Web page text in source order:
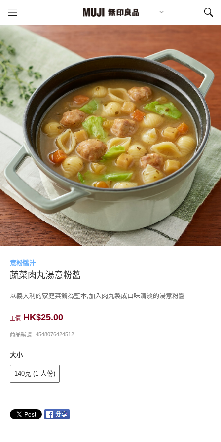
意粉醬汁
蔬菜肉丸湯意粉醬
以義大利的家庭菜餚為藍本,加入肉丸製成口味清淡的湯意粉醬
正價 HK$25.00
商品編號 4548076424512
大小
140克 (1 人份)